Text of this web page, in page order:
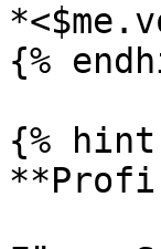
{%
{%